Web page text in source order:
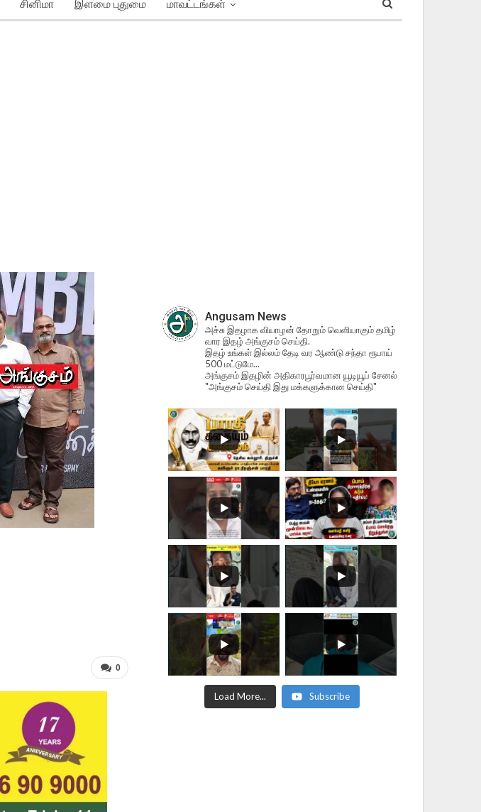
சினிமா இளமை புதுமை மாவட்டங்கள்
0
Angusam News
அச்சு இதழாக வியாழன் தோறும் வெளியாகும் தமிழ்
வார இதழ் அங்குசம் செய்தி.
இதழ் உங்கள் இல்லம் தேடி வர ஆண்டு சந்தா ரூபாய்
500 மட்டுமே...
அங்குசம் இதழின் அதிகாரபூர்வமான யூடியூப் சேனல்
"அங்குசம் செய்தி இது மக்களுக்கான செய்தி"
Load More... Subscribe